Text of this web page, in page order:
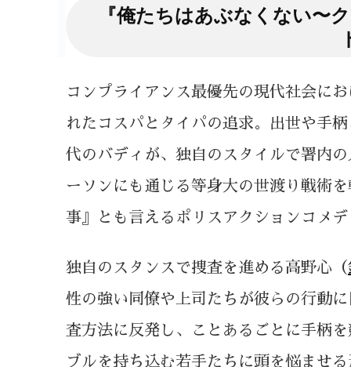
『俺たちはあぶなくない〜
コンプライアンス最優先の現代社会に
れたコスパとタイパの追求。出世や手
代のバディが、独自のスタイルで署内
ーソンにも通じる等身大の世渡り戦術
事』とも言えるポリスアクションコメデ
独自のスタンスで捜査を進める高野心（
性の強い同僚や上司たちが彼らの行動
査方法に反発し、ことあるごとに手柄
ブルを持ち込む若手たちに頭を悩ませ